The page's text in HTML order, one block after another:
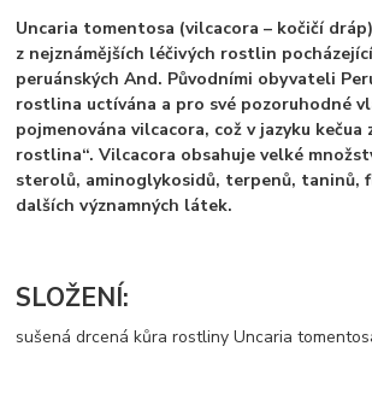
Uncaria tomentosa (vilcacora – kočičí
z nejznámějších léčivých rostlin
peruánských And. Původními obyvateli
rostlina uctívána a pro své pozoruhodné
pojmenována vilcacora, což v jazyku kečua
rostlina“. Vilcacora obsahuje velké
sterolů, aminoglykosidů, terpenů, taninů,
dalších významných látek.
SLOŽENÍ:
sušená drcená kůra rostliny Uncaria